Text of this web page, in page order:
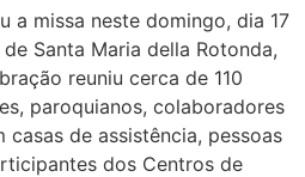
a missa neste domingo, dia 17
Santa Maria della Rotonda,
reuniu cerca de 110
paroquianos, colaboradores
de assistência, pessoas
dos Centros de